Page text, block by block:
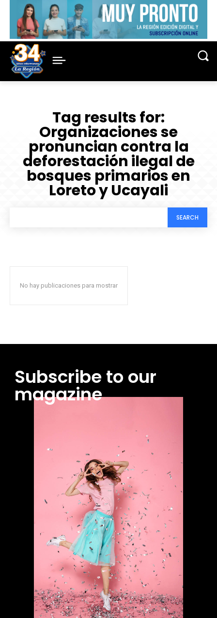
Tag results for:
Organizaciones se
pronuncian contra la
deforestación ilegal de
bosques primarios en
Loreto y Ucayali
SEARCH
No hay publicaciones para mostrar
Subscribe to our
magazine